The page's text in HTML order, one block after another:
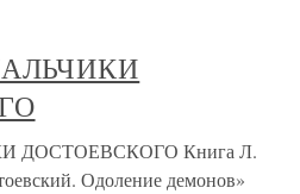
ДОСТОЕВСКОГО Книга Л.
Одоление демонов»